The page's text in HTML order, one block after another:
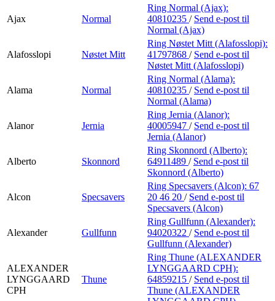
Ajax Normal
Ring Normal (Ajax):
40810235 / Send e-post til
Normal (Ajax)
Alafosslopi Nøstet Mitt
Ring Nøstet Mitt (Alafosslopi):
41797868 / Send e-post til
Nøstet Mitt (Alafosslopi)
Alama Normal
Ring Normal (Alama):
40810235 / Send e-post til
Normal (Alama)
Alanor Jernia
Ring Jernia (Alanor):
40005947 / Send e-post til
Jernia (Alanor)
Alberto Skonnord
Ring Skonnord (Alberto):
64911489 / Send e-post til
Skonnord (Alberto)
Alcon Specsavers
Ring Specsavers (Alcon): 67
20 46 20 / Send e-post til
Specsavers (Alcon)
Alexander Gullfunn
Ring Gullfunn (Alexander):
94020322 / Send e-post til
Gullfunn (Alexander)
ALEXANDER
LYNGGAARD
CPH
Thune
Ring Thune (ALEXANDER
LYNGGAARD CPH):
64859215 / Send e-post til
Thune (ALEXANDER